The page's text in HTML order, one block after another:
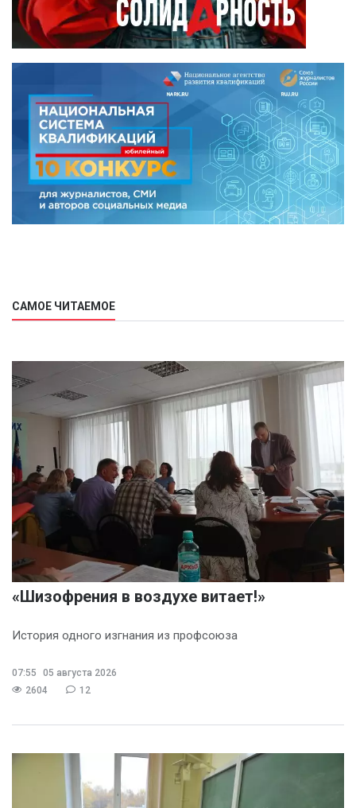
САМОЕ ЧИТАЕМОЕ
«Шизофрения в воздухе витает!»
История одного изгнания из профсоюза
07:55
05 августа 2026
2604
12